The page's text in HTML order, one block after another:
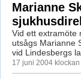
Marianne
Vid ett extramöte
utsågs Marianne
vid Lindesbergs
17 juni 2004